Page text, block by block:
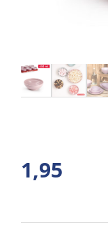
1,95